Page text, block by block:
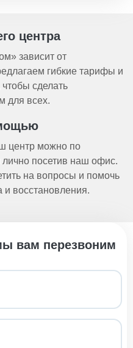
центра
зависит от
гибкие тарифы и
сделать
для всех.
центр можно по
лично посетив наш офис.
на вопросы и помочь
восстановления.
вам перезвоним